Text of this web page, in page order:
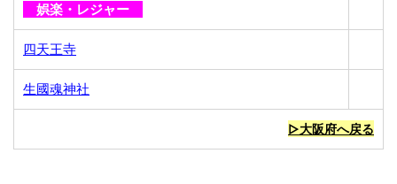
娯楽・レジャー
四天王寺
生國魂神社
▷大阪府へ戻る